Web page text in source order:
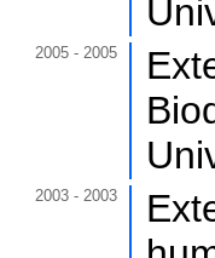
2005 - 2005
2003 - 2003